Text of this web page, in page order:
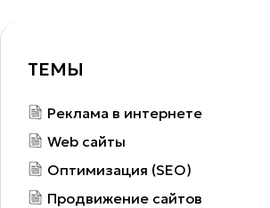
ТЕМЫ
Реклама в интернете
Web сайты
Оптимизация (SEO)
Продвижение сайтов